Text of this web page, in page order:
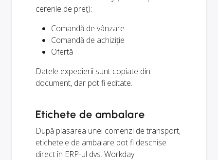
cererile de preț):
Comandă de vânzare
Comandă de achiziție
Ofertă
Datele expedierii sunt copiate din
document, dar pot fi editate.
Etichete de ambalare
După plasarea unei comenzi de transport,
etichetele de ambalare pot fi deschise
direct în ERP-ul dvs. Workday.